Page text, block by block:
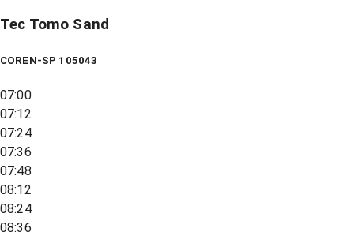
Tec Tomo Sand
COREN-SP 105043
07:00
07:12
07:24
07:36
07:48
08:12
08:24
08:36